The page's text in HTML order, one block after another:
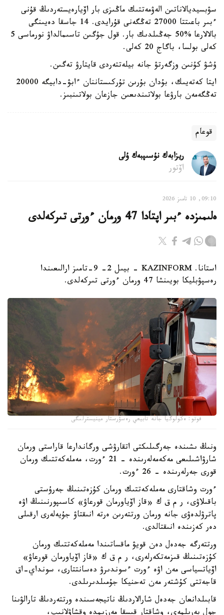
سۋبسيديالاناتىن الەۋمەتتىك ماڭىزى بار اۆيارەيستەردىڭ قۇنى
ءبىر باعىتتا 27000 تەڭگەنى قۇرايدى. 14 جاسقا دەيىنگى
بالالارعا %50 جەڭىلدىك بار. قول جۇگىن تاسىمالداۋ نورماسى 5
كەلى بولسا، باگاج 20 كەلى.
ۇشۋ كۇنىن وزگەرتۋ جانە بيلەتتەردى قايتارۋ تەگىن.
ايتا كەتەيىك، بۇدان بۇرىن تۇركىستاننان ءابۋ-دابيگە 20000
تەڭگەمەن بارۋعا بولاتىندىعىن جازعان بولاتىنبىز.
قوعام
ريزابەك نۇسىپبەك ۇلى
اۆتور
09:10, 10 تامىز 2026
ەلىمىزدە ءبىر اپتادا 47 ورمان ءورتى تىركەلدى
استانا. KAZINFORM - بيىل 2- 9-تامىز ارالىعىندا
رەسپۋبليكا بويىنشا 47 ورمان ءورتى تىركەلدى.
فوتو: ەكولوگيا جانە تابيعي رەسۋرستار مينيسترلىگى
ونىڭ ىشىندە جەرگىلىكتى اتقارۋشى ورگاندارعا قاراستى ورمان
شارۋاشىلىعى مەكەمەلەرىندە - 21 ءورت، مەملەكەتتىك ورمان
قورى جەرلەرىندە - 26 ءورت.
ءورت وشاقتارى مەملەكەتتىك ورمان كۇزەتىنىڭ جەرۇستى
باقىلاۋى، ر م ق ك «قاز اۆياورمان قورعاۋ» كاسىپورنىنىڭ اۋە
پاترۋلدەۋى جانە ورمان ورتتەرىن ەرتە انىقتاۋ جۇيەلەرى ارقىلى
دەر كەزىندە انىقتالدى.
ورتتەرگە جەدەل دەن قويۋ ماقساتىندا مەملەكەتتىك ورمان
كۇزەتىنىڭ قىزمەتكەرلەرى، ر م ق ك «قاز اۆياورمان قورعاۋ»
اۆياتسياسى مەن اۋە ءورت ءسوندىرۋ دەسانتتارى، سونداي-اق
قاجەتتى كۇشتەر مەن تەحنيكا جۇمىلدىرىلدى.
قابىلدانعان جەدەل شارالاردىڭ ناتيجەسىندە ورتتەردىڭ تارالۋىنا